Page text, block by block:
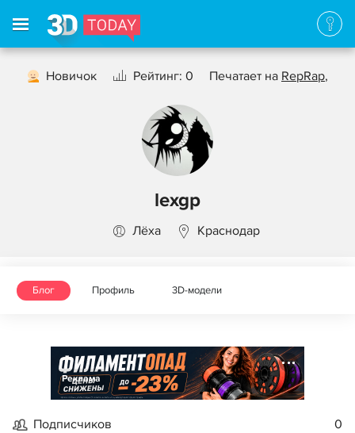
Новичок Рейтинг: 0 Печатает на RepRap,
lexgp
Лёха Краснодар
Блог Профиль 3D-модели
Реклама
Подписчиков 0